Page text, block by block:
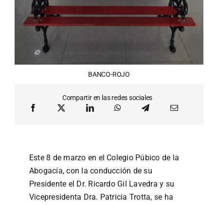
BANCO-ROJO
Compartir en las redes sociales
Este 8 de marzo en el Colegio Púbico de la
Abogacía, con la conducción de su
Presidente el Dr. Ricardo Gil Lavedra y su
Vicepresidenta Dra. Patricia Trotta, se ha